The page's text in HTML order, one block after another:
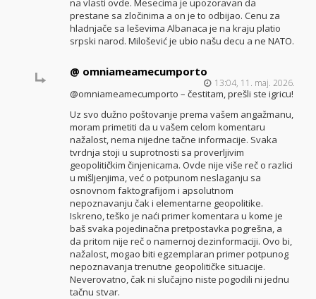
na vlasti ovde. Mesecima je upozoravan da
prestane sa zločinima a on je to odbijao. Cenu za
hladnjače sa leševima Albanaca je na kraju platio
srpski narod. Milošević je ubio našu decu a ne NATO.
@ omniameamecumporto
13:04, 11. maj. 2026.
@omniameamecumporto – čestitam, prešli ste igricu!
Uz svo dužno poštovanje prema vašem angažmanu,
moram primetiti da u vašem celom komentaru
nažalost, nema nijedne tačne informacije. Svaka
tvrdnja stoji u suprotnosti sa proverljivim
geopolitičkim činjenicama. Ovde nije više reč o razlici
u mišljenjima, već o potpunom neslaganju sa
osnovnom faktografijom i apsolutnom
nepoznavanju čak i elementarne geopolitike.
Iskreno, teško je naći primer komentara u kome je
baš svaka pojedinačna pretpostavka pogrešna, a
da pritom nije reč o namernoj dezinformaciji. Ovo bi,
nažalost, mogao biti egzemplaran primer potpunog
nepoznavanja trenutne geopolitičke situacije.
Neverovatno, čak ni slučajno niste pogodili ni jednu
tačnu stvar.